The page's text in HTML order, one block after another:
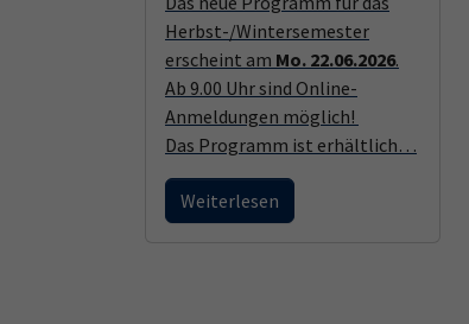
Herbst-/Wintersemester
erscheint am Mo. 22.06.2026.
Ab 9.00 Uhr sind Online-
Anmeldungen möglich!
Das Programm ist erhältlich…
Weiterlesen